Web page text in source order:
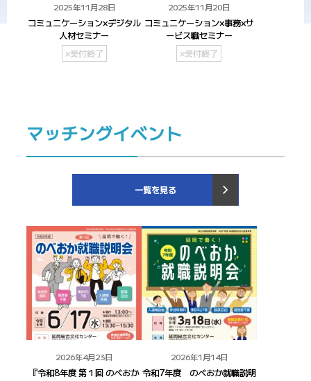
2025年11月28日
コミュニケーション×デジタル
人材セミナー
×受付終了
2025年11月20日
コミュニケーション×事務×サ
ービス職セミナー
×受付終了
マッチングイベント
一覧を見る
2026年4月23日
『令和8年度 第１回 のべおか
2026年1月14日
令和7年度 のべおか就職説明